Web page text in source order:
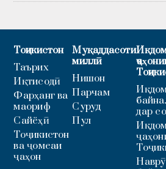
Тоҷикистон
Таърих
Иқтисодӣ
Фарҳанг ва
маориф
Сайёҳӣ
Тоҷикистон
ва ҷомеаи
ҷаҳон
Муқаддасоти
миллӣ
Нишон
Парчам
Суруд
Пул
дар